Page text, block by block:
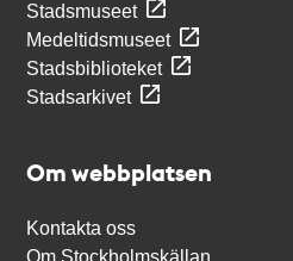
Stadsmuseet
Medeltidsmuseet
Stadsbiblioteket
Stadsarkivet
Om webbplatsen
Kontakta oss
Om Stockholmskällan